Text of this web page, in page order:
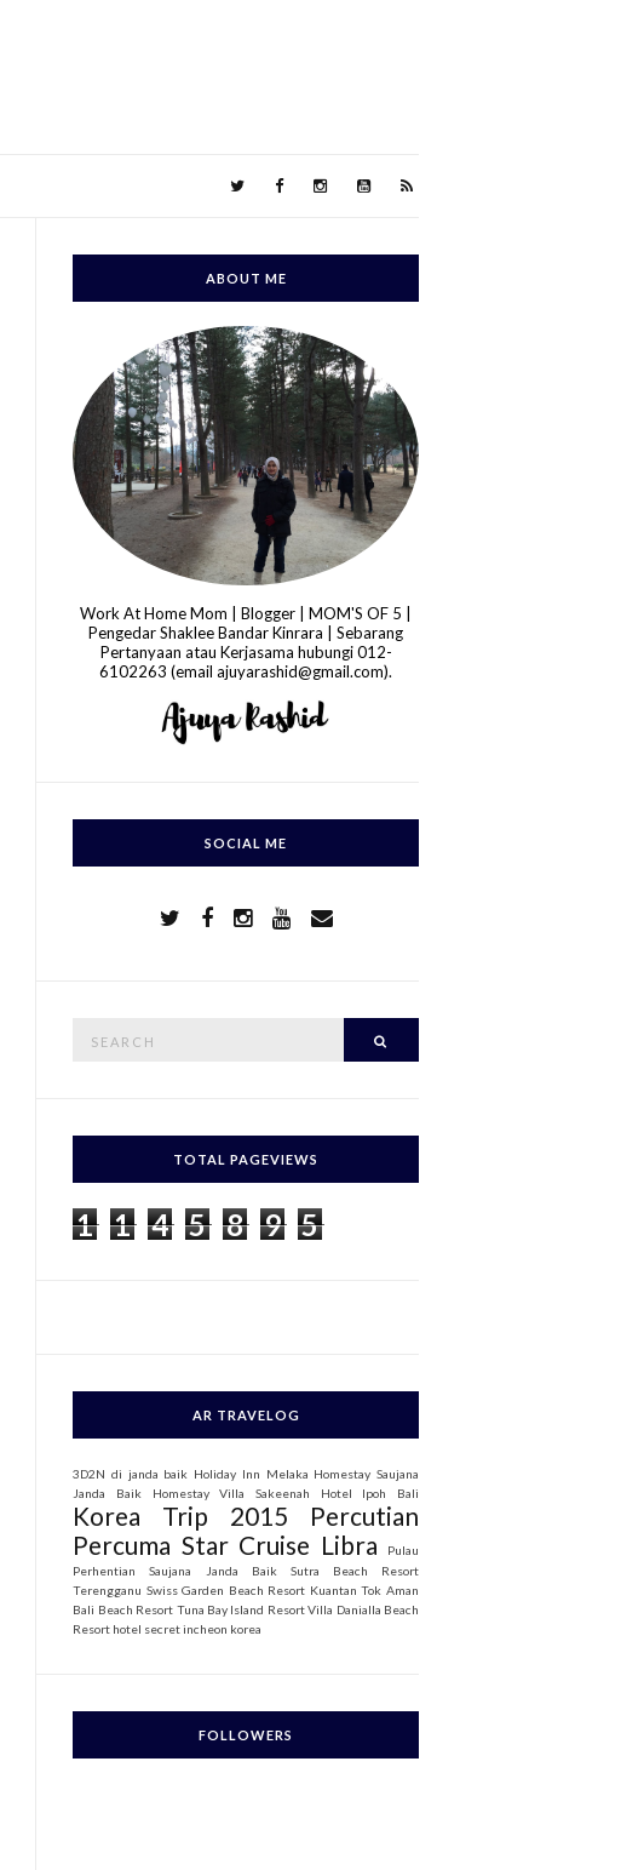
ABOUT ME
Work At Home Mom | Blogger | MOM'S OF 5 |
Pengedar Shaklee Bandar Kinrara | Sebarang
Pertanyaan atau Kerjasama hubungi 012-
6102263 (email ajuyarashid@gmail.com).
SOCIAL ME
r
TOTAL PAGEVIEWS
1 1 4 5 8 9 5
AR TRAVELOG
3D2N di janda baik Holiday Inn Melaka Homestay Saujana
Janda Baik
Homestay Villa Sakeenah Hotel Ipoh Bali
Korea Trip 2015
Percutian
Percuma Star Cruise Libra
Pulau
Perhentian
Saujana Janda Baik
Sutra Beach Resort
Terengganu Swiss Garden Beach Resort Kuantan Tok Aman
Bali Beach Resort Tuna Bay Island Resort Villa Danialla Beach
Resort hotel secret incheon korea
FOLLOWERS